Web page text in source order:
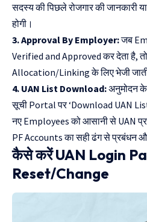
सदस्य की पिछले रोजगार की जानकारी
होगी।
3. Approval By Employer:जब
Verified and Approved कर देता है,
Allocation/Linking के लिए भेजी
4. UAN List Download:अनुमोदन
सूची Portal पर ‘Download UAN
नए Employees को आसानी से UAN
PF Accounts का सही ढंग से प्रबंधन
कैसे करें UAN Login
Reset/Change